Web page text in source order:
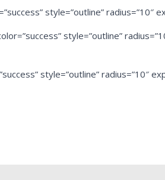
style=”outline” radius=”10″
style=”outline”
style=”outline” radius=”10″